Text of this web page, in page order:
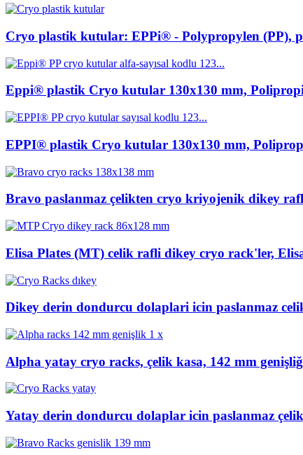
Cryo plastik kutular: EPPi® - Polypropylen (PP),
Eppi® plastik Cryo kutular 130x130 mm,
EPPI® plastik Cryo kutular 130x130 mm,
Bravo paslanmaz çelikten cryo kriyojenik dikey
Elisa Plates (MT) celik rafli dikey cryo rack'ler,
Dikey derin dondurcu dolaplari icin paslanmaz
Alpha yatay cryo racks, çelik kasa, 142 mm
Yatay derin dondurcu dolaplar icin paslanmaz